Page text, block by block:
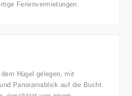
Ferienvermietungen.
Hügel gelegen, mit
Panoramablick auf die Bucht.